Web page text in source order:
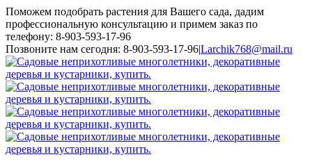
Поможем подобрать растения для Вашего сада, дадим
профессиональную консультацию и примем заказ по
телефону: 8-903-593-17-96
Toggle
SlidingBar
Area
Позвоните нам сегодня: 8-903-593-17-96|Larchik768@mail.ru